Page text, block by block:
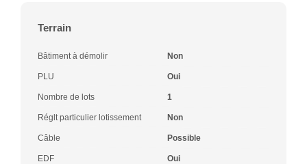
Terrain
Bâtiment à démolir Non
PLU Oui
Nombre de lots 1
Réglt particulier lotissement Non
Câble Possible
EDF Oui